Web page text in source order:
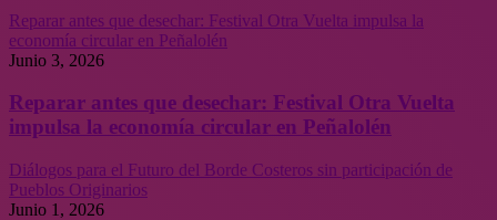
Reparar antes que desechar: Festival Otra Vuelta impulsa la
economía circular en Peñalolén
Junio 3, 2026
Reparar antes que desechar: Festival Otra Vuelta
impulsa la economía circular en Peñalolén
Diálogos para el Futuro del Borde Costeros sin participación de
Pueblos Originarios
Junio 1, 2026